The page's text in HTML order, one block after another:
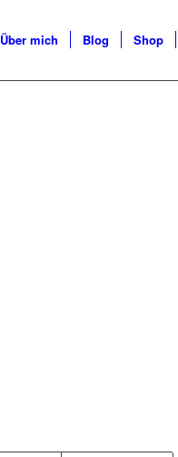
Über mich Blog Shop